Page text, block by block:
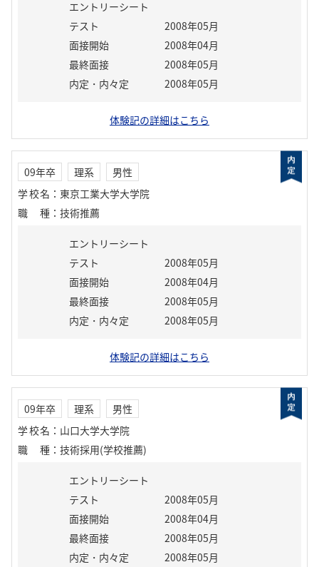
エントリーシート
テスト
2008年05月
面接開始
2008年04月
最終面接
2008年05月
内定・内々定
2008年05月
体験記の詳細はこちら
09年卒 理系
男性
学校名 ： 東京工業大学大学院
職種 ： 技術推薦
エントリーシート
テスト
2008年05月
面接開始
2008年04月
最終面接
2008年05月
内定・内々定
2008年05月
体験記の詳細はこちら
09年卒 理系
男性
学校名 ： 山口大学大学院
職種 ： 技術採用(学校推薦)
エントリーシート
テスト
2008年05月
面接開始
2008年04月
最終面接
2008年05月
内定・内々定
2008年05月